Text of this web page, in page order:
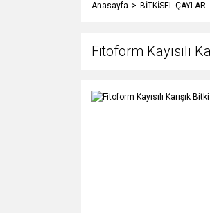
Anasayfa BİTKİSEL ÇAYLAR
Fitoform Kayısılı